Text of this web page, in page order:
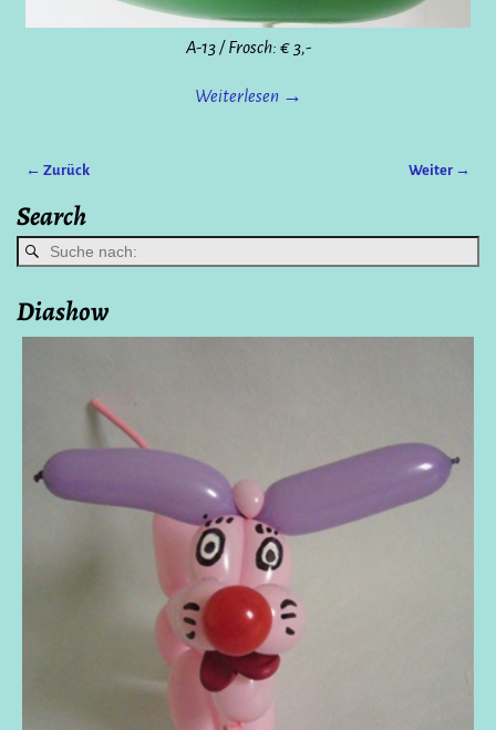
A-13 / Frosch: € 3,-
Weiterlesen →
← Zurück Weiter →
Search
Diashow